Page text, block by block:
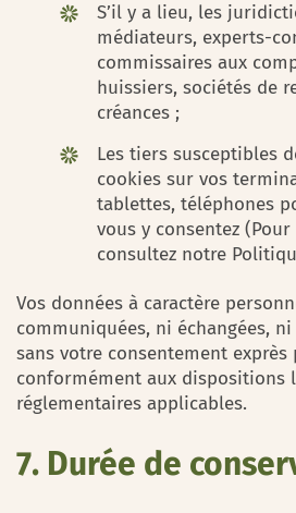
S’il y a lieu, les
médiateurs, experts-
commissaires aux
huissiers, sociétés de
créances ;
Les tiers susceptibles
cookies sur vos
tablettes, téléphones
vous y consentez
consultez notre
Vos données à caractère
communiquées, ni échangées,
sans votre consentement exprès
conformément aux dispositions
réglementaires applicables.
7. Durée de